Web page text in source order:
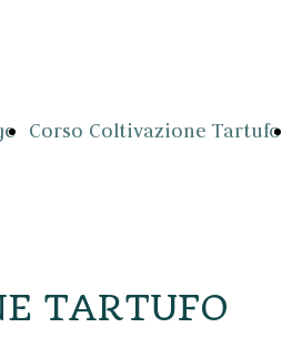
Corso Coltivazione Tartufo
TARTUFO